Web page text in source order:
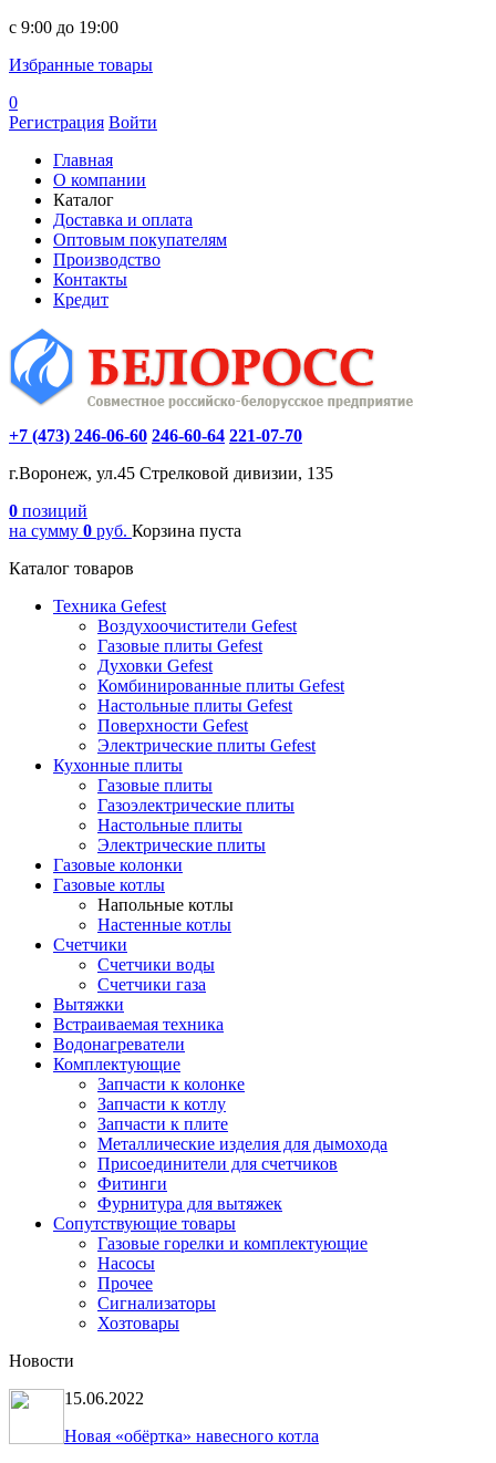
c 9:00 до 19:00
Избранные товары
0
Регистрация Войти
Главная
О компании
Каталог
Доставка и оплата
Оптовым покупателям
Производство
Контакты
Кредит
+7 (473) 246-06-60 246-60-64 221-07-70
г.Воронеж, ул.45 Стрелковой дивизии, 135
0 позиций
на сумму 0 руб. Корзина пуста
Каталог товаров
Техника Gefest
Воздухоочистители Gefest
Газовые плиты Gefest
Духовки Gefest
Комбинированные плиты Gefest
Настольные плиты Gefest
Поверхности Gefest
Электрические плиты Gefest
Кухонные плиты
Газовые плиты
Газоэлектрические плиты
Настольные плиты
Электрические плиты
Газовые колонки
Газовые котлы
Напольные котлы
Настенные котлы
Счетчики
Счетчики воды
Счетчики газа
Вытяжки
Встраиваемая техника
Водонагреватели
Комплектующие
Запчасти к колонке
Запчасти к котлу
Запчасти к плите
Металлические изделия для дымохода
Присоединители для счетчиков
Фитинги
Фурнитура для вытяжек
Сопутствующие товары
Газовые горелки и комплектующие
Насосы
Прочее
Сигнализаторы
Хозтовары
Новости
15.06.2022
Новая «обёртка» навесного котла